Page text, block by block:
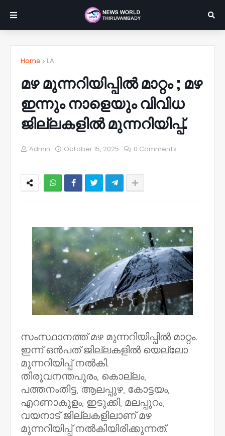
Home LA
മഴ മുന്നറിയിപ്പിൽ മാറ്റം ; മഴ
ഇന്നും നാളെയും വിവിധ
ജില്ലകളിൽ മുന്നറിയിപ്പ്.
Admin October 15, 2025 0 Comments
സംസ്ഥാനത്ത് മഴ മുന്നറിയിപ്പിൽ മാറ്റം.
ഇന്ന് ഒൻപത് ജില്ലകളിൽ യെല്ലോ
മുന്നറിയിപ്പ് നൽകി.
തിരുവനന്തപുരം, കൊല്ലം,
പത്തനംതിട്ട, ആലപ്പുഴ, കോട്ടയം,
എറണാകുളം, ഇടുക്കി, മലപ്പുറം,
വയനാട് ജില്ലകളിലാണ് മഴ
മുന്നറിയിപ്പ് നൽകിയിരിക്കുന്നത്.